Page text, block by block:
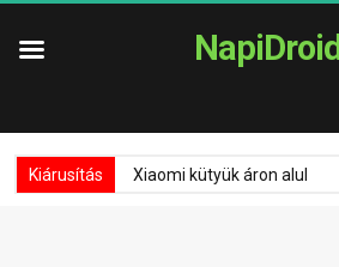
NapiDroid
Kiárusítás Xiaomi kütyük áron alul